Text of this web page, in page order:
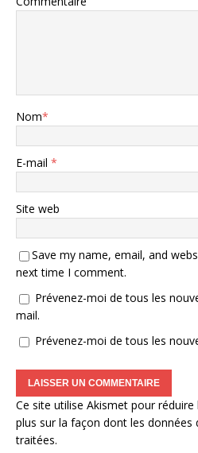
Nom*
E-mail *
Site web
Save my name, email, and
next time I comment.
Prévenez-moi de tous les
mail.
Prévenez-moi de tous les
Ce site utilise Akismet pour réduire
plus sur la façon dont les
traitées.